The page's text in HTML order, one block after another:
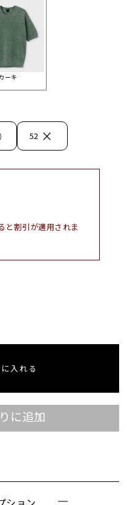
ーキ
52 ×
と割引が適用されま
入れる
に追加